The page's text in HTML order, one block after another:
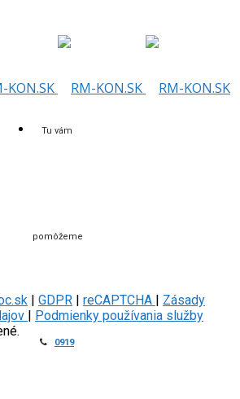
Tu vám
pomôžeme
0919
| GDPR | reCAPTCHA | Zásady
| Podmienky používania služby